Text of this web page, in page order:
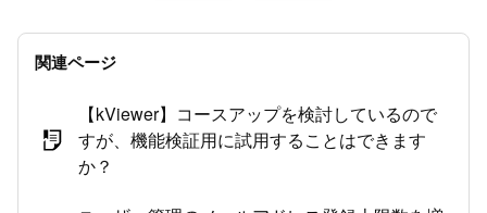
関連ページ
【kViewer】コースアップを検討しているので
すが、機能検証用に試用することはできます
か？